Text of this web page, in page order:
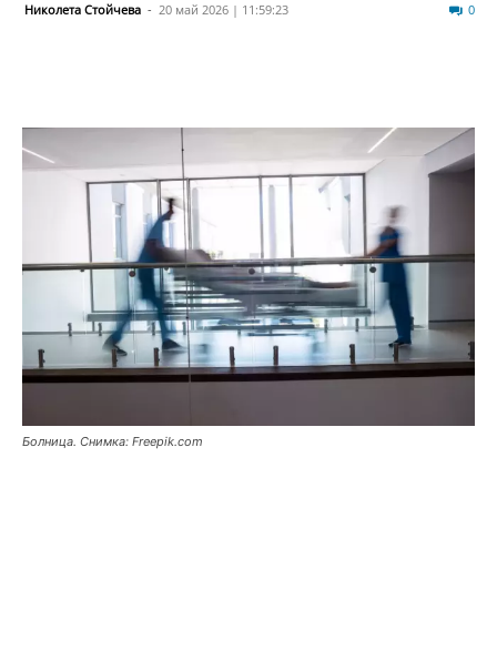
Николета Стойчева - 20 май 2026 | 11:59:23 0
Болница. Снимка: Freepik.com